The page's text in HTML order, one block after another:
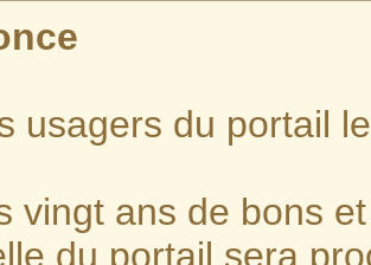
usagers du portail
vingt ans de bons
du portail sera